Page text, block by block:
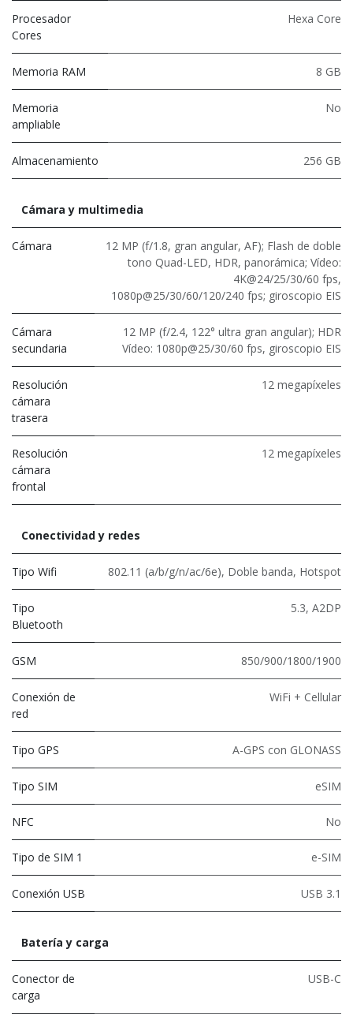
Procesador
Cores
Hexa Core
Memoria RAM 8 GB
Memoria
ampliable
No
Almacenamiento 256 GB
Cámara y multimedia
Cámara
12 MP (f/1.8, gran angular, AF); Flash de doble
tono Quad-LED, HDR, panorámica; Vídeo:
4K@24/25/30/60 fps,
1080p@25/30/60/120/240 fps; giroscopio EIS
Cámara
secundaria
12 MP (f/2.4, 122° ultra gran angular); HDR
Vídeo: 1080p@25/30/60 fps, giroscopio EIS
Resolución
cámara
trasera
12 megapíxeles
Resolución
cámara
frontal
12 megapíxeles
Conectividad y redes
Tipo Wifi 802.11 (a/b/g/n/ac/6e), Doble banda, Hotspot
Tipo
Bluetooth
5.3, A2DP
GSM 850/900/1800/1900
Conexión de
red
WiFi + Cellular
Tipo GPS A-GPS con GLONASS
Tipo SIM eSIM
NFC No
Tipo de SIM 1 e-SIM
Conexión USB USB 3.1
Batería y carga
Conector de
carga
USB-C